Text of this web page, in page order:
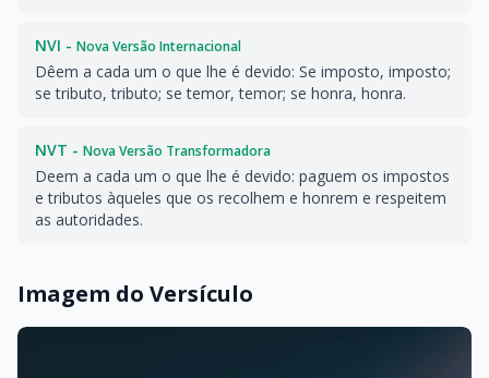
NVI - Nova Versão Internacional
Dêem a cada um o que lhe é devido: Se imposto, imposto;
se tributo, tributo; se temor, temor; se honra, honra.
NVT - Nova Versão Transformadora
Deem a cada um o que lhe é devido: paguem os impostos
e tributos àqueles que os recolhem e honrem e respeitem
as autoridades.
Imagem do Versículo